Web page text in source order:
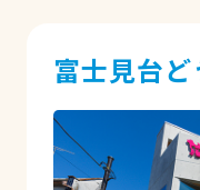
富士見台